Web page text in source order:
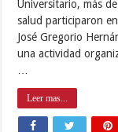
Universitario, más
salud participaron
José Gregorio
una actividad
Leer mas...